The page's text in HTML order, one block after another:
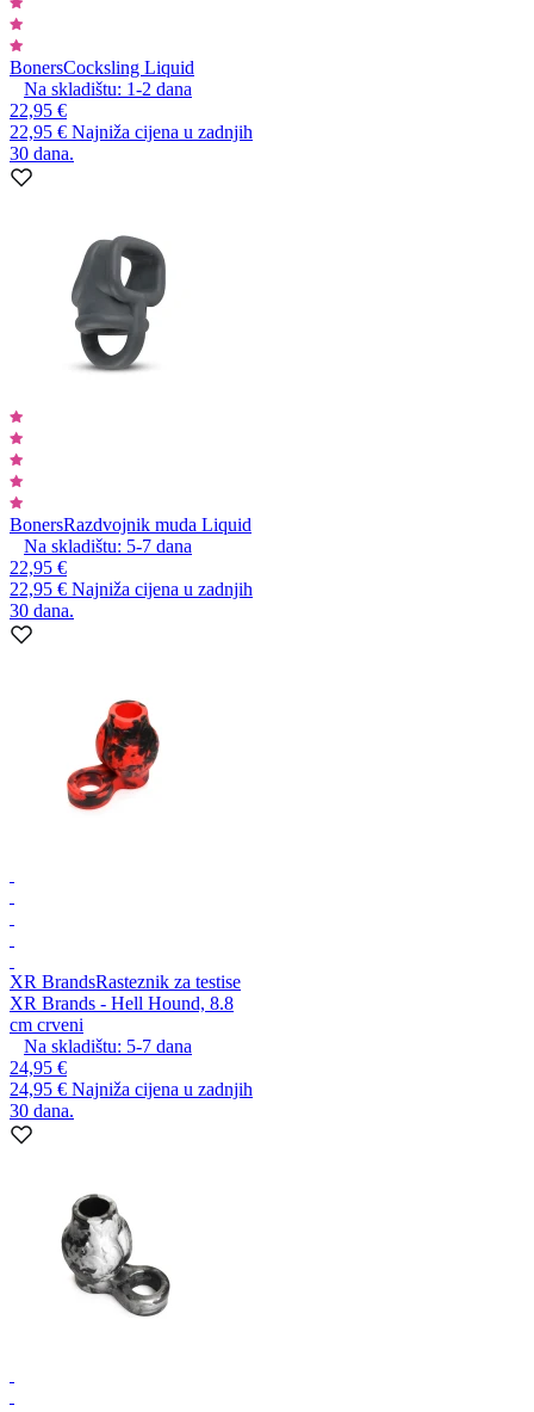
BonersCocksling Liquid
Na skladištu: 1-2 dana
22,95 €
22,95 € Najniža cijena u zadnjih
30 dana.
BonersRazdvojnik muda Liquid
Na skladištu: 5-7 dana
22,95 €
22,95 € Najniža cijena u zadnjih
30 dana.
XR BrandsRasteznik za testise
XR Brands - Hell Hound, 8.8
cm crveni
Na skladištu: 5-7 dana
24,95 €
24,95 € Najniža cijena u zadnjih
30 dana.